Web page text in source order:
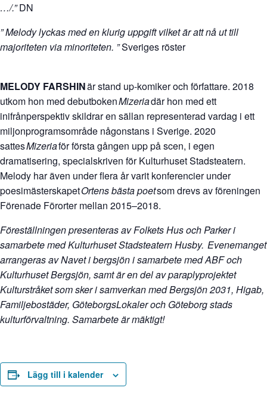
…/.”DN
” Melody lyckas med en klurig uppgift vilket är att nå ut till
majoriteten via minoriteten. ”Sveriges röster
MELODY FARSHINär stand up-komiker och författare. 2018
utkom hon med debutbokenMizeriadär hon med ett
inifrånperspektiv skildrar en sällan representerad vardag i ett
miljonprogramsområde någonstans i Sverige. 2020
sattesMizeriaför första gången upp på scen, i egen
dramatisering, specialskriven för Kulturhuset Stadsteatern.
Melody har även under flera år varit konferencier under
poesimästerskapetOrtens bästa poetsom drevs av föreningen
Förenade Förorter mellan 2015–2018.
Föreställningen presenteras av Folkets Hus och Parker i
samarbete med Kulturhuset Stadsteatern Husby. Evenemanget
arrangeras av Navet i bergsjön i samarbete med ABF och
Kulturhuset Bergsjön, samt är en del av paraplyprojektet
Kulturstråket som sker i samverkan med Bergsjön 2031, Higab,
Familjebostäder, GöteborgsLokaler och Göteborg stads
kulturförvaltning. Samarbete är mäktigt!
Lägg till i kalender